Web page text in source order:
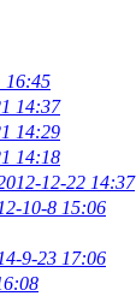
16:45
14:37
14:29
14:18
12-22 14:37
10-8 15:06
9-23 17:06